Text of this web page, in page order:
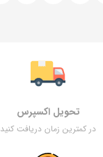
تحویل اکسپرس
در کمترین زمان دریافت کنید